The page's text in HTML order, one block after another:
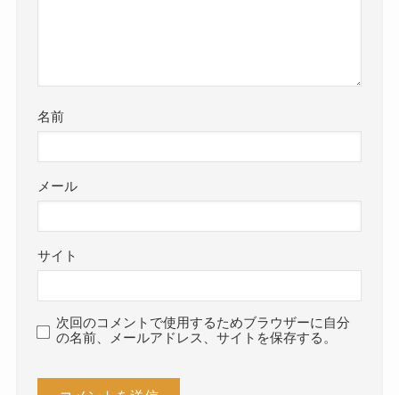
名前
メール
サイト
次回のコメントで使用するためブラウザーに自分
の名前、メールアドレス、サイトを保存する。